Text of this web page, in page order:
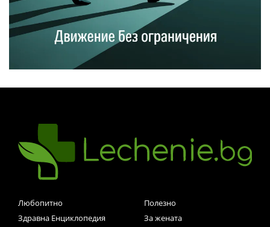
Любопитно
Полезно
Здравна Енциклопедия
За жената